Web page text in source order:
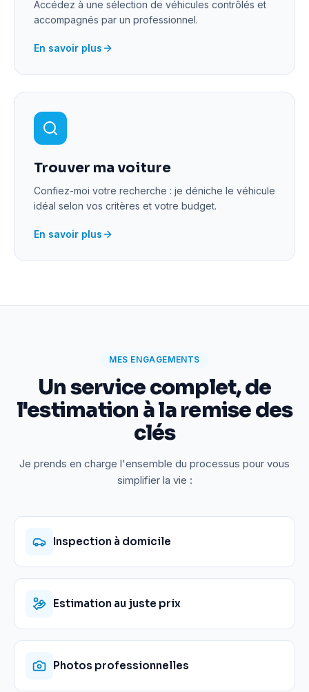
Accédez à une sélection de véhicules contrôlés et
accompagnés par un professionnel.
En savoir plus
Trouver ma voiture
Confiez-moi votre recherche : je déniche le véhicule
idéal selon vos critères et votre budget.
En savoir plus
MES ENGAGEMENTS
Un service complet, de
l'estimation à la remise des
clés
Je prends en charge l'ensemble du processus pour vous
simplifier la vie :
Inspection à domicile
Estimation au juste prix
Photos professionnelles